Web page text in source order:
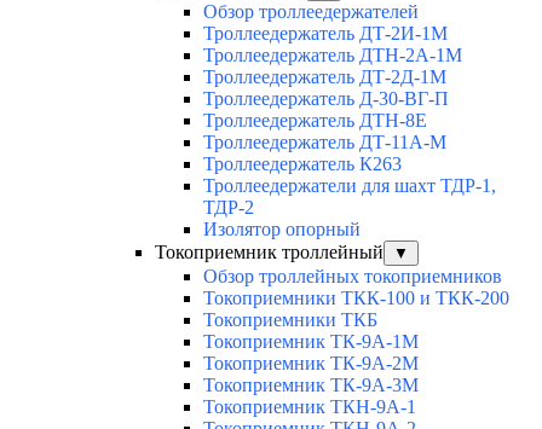
Обзор троллеедержателей
Троллеедержатель ДТ-2И-1М
Троллеедержатель ДТН-2А-1М
Троллеедержатель ДТ-2Д-1М
Троллеедержатель Д-30-ВГ-П
Троллеедержатель ДТН-8Е
Троллеедержатель ДТ-11А-М
Троллеедержатель К263
Троллеедержатели для шахт ТДР-1,
ТДР-2
Изолятор опорный
Токоприемник троллейный
▼
Обзор троллейных токоприемников
Токоприемники ТКК-100 и ТКК-200
Токоприемники ТКБ
Токоприемник ТК-9А-1М
Токоприемник ТК-9А-2М
Токоприемник ТК-9А-3М
Токоприемник ТКН-9А-1